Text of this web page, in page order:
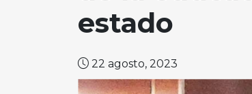
estado
22 agosto, 2023